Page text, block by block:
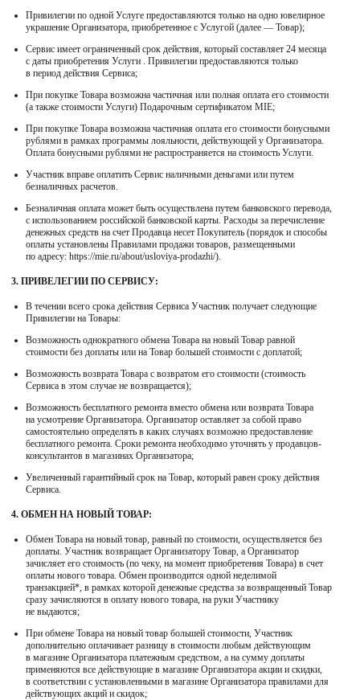
НАПИСАТЬ В ЧАТ
Нужна помощь?
Привилегии по одной Услуге предоставляются только на одно ювелирное
украшение Организатора, приобретенное с Услугой (далее — Товар);
Сервис имеет ограниченный срок действия, который составляет 24 месяца
с даты приобретения Услуги . Привилегии предоставляются только
в период действия Сервиса;
При покупке Товара возможна частичная или полная оплата его стоимости
(а также стоимости Услуги) Подарочным сертификатом MIE;
При покупке Товара возможна частичная оплата его стоимости бонусными
рублями в рамках программы лояльности, действующей у Организатора.
Оплата бонусными рублями не распространяется на стоимость Услуги.
Участник вправе оплатить Сервис наличными деньгами или путем
безналичных расчетов.
Безналичная оплата может быть осуществлена путем банковского перевода,
с использованием российской банковской карты. Расходы за перечисление
денежных средств на счет Продавца несет Покупатель (порядок и способы
оплаты установлены Правилами продажи товаров, размещенными
по адресу: https://mie.ru/about/usloviya-prodazhi/).
3. ПРИВЕЛЕГИИ ПО СЕРВИСУ:
В течении всего срока действия Сервиса Участник получает следующие
Привилегии на Товары:
Возможность однократного обмена Товара на новый Товар равной
стоимости без доплаты или на Товар большей стоимости с доплатой;
Возможность возврата Товара с возвратом его стоимости (стоимость
Сервиса в этом случае не возвращается);
Возможность бесплатного ремонта вместо обмена или возврата Товара
на усмотрение Организатора. Организатор оставляет за собой право
самостоятельно определять в каких случаях возможно предоставление
бесплатного ремонта. Сроки ремонта необходимо уточнять у продавцов-
консультантов в магазинах Организатора;
Увеличенный гарантийный срок на Товар, который равен сроку действия
Сервиса.
4. ОБМЕН НА НОВЫЙ ТОВАР:
Обмен Товара на новый товар, равный по стоимости, осуществляется без
доплаты. Участник возвращает Организатору Товар, а Организатор
зачисляет его стоимость (по чеку, на момент приобретения Товара) в счет
оплаты нового товара. Обмен производится одной неделимой
транзакцией*, в рамках которой денежные средства за возвращенный Товар
сразу зачисляются в оплату нового товара, на руки Участнику
не выдаются;
При обмене Товара на новый товар большей стоимости, Участник
дополнительно оплачивает разницу в стоимости любым действующим
в магазине Организатора платежным средством, а на сумму доплаты
применяются все действующие в магазине Организатора акции и скидки,
в соответствии с установленными в магазине Организатора правилами для
действующих акций и скидок;